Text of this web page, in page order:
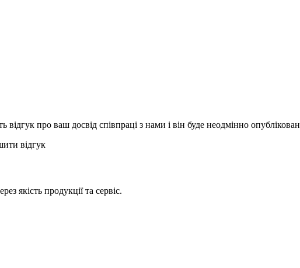
про ваш досвід співпраці з нами і він буде неодмінно
відгук
якість продукції та сервіс.